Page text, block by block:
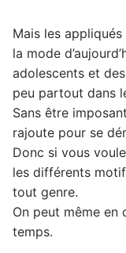
Mais les
la mode
adolescents et
peu partout dans
Sans être
rajoute pour se
Donc si vous
les différents
tout genre.
On peut même en
temps.